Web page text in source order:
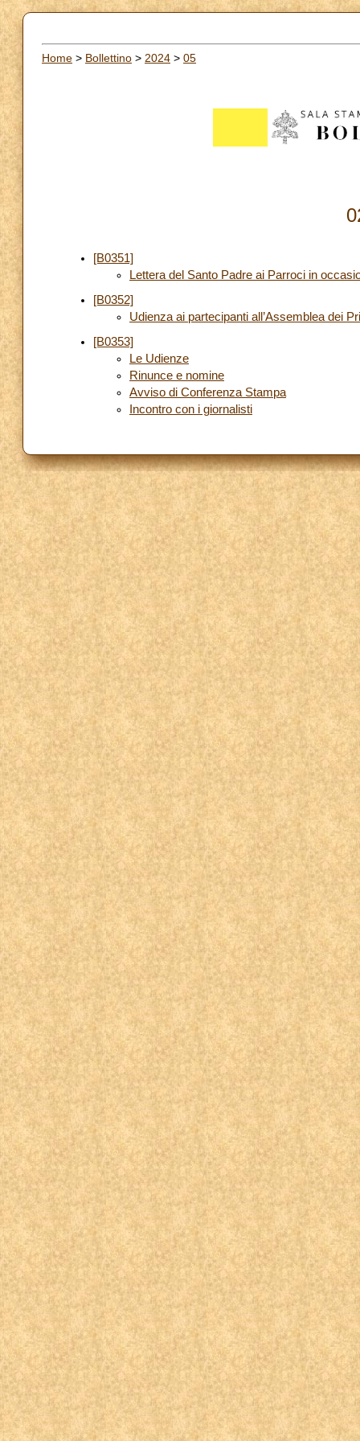
Home > Bollettino > 2024 > 05
[B0351]
Lettera del Santo Padre ai Parroci in
[B0352]
Udienza ai partecipanti all’Assemblea dei
[B0353]
Le Udienze
Rinunce e nomine
Avviso di Conferenza Stampa
Incontro con i giornalisti